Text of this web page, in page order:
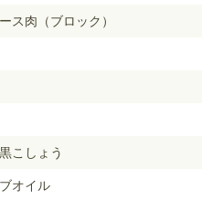
ス肉（ブロック）
こしょう
オイル